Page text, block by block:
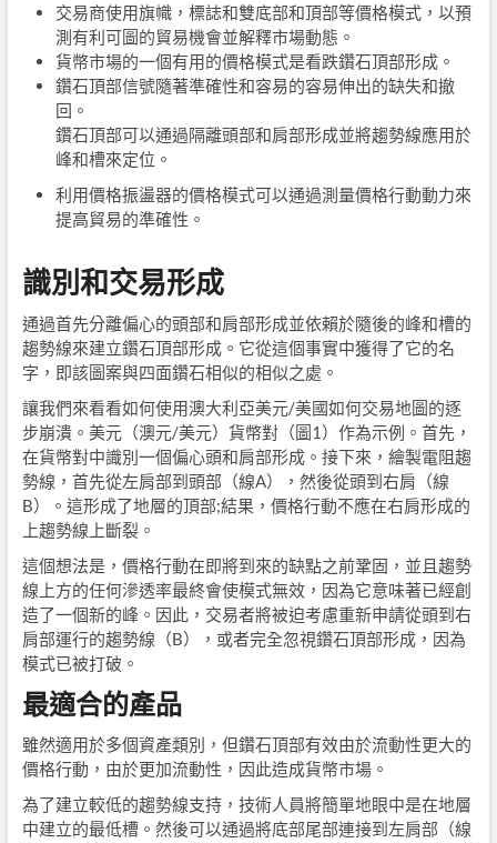
交易商使用旗幟，標誌和雙底部和頂部等價格模式，以預
測有利可圖的貿易機會並解釋市場動態。
貨幣市場的一個有用的價格模式是看跌鑽石頂部形成。
鑽石頂部信號隨著準確性和容易的容易伸出的缺失和撤
回。
鑽石頂部可以通過隔離頭部和肩部形成並將趨勢線應用於
峰和槽來定位。
利用價格振盪器的價格模式可以通過測量價格行動動力來
提高貿易的準確性。
識別和交易形成
通過首先分離偏心的頭部和肩部形成並依賴於隨後的峰和槽的
趨勢線來建立鑽石頂部形成。它從這個事實中獲得了它的名
字，即該圖案與四面鑽石相似的相似之處。
讓我們來看看如何使用澳大利亞美元/美國如何交易地圖的逐
步崩潰。美元（澳元/美元）貨幣對（圖1）作為示例。首先，
在貨幣對中識別一個偏心頭和肩部形成。接下來，繪製電阻趨
勢線，首先從左肩部到頭部（線A），然後從頭到右肩（線
B）。這形成了地層的頂部;結果，價格行動不應在右肩形成的
上趨勢線上斷裂。
這個想法是，價格行動在即將到來的缺點之前鞏固，並且趨勢
線上方的任何滲透率最終會使模式無效，因為它意味著已經創
造了一個新的峰。因此，交易者將被迫考慮重新申請從頭到右
肩部運行的趨勢線（B），或者完全忽視鑽石頂部形成，因為
模式已被打破。
最適合的產品
雖然適用於多個資產類別，但鑽石頂部有效由於流動性更大的
價格行動，由於更加流動性，因此造成貨幣市場。
為了建立較低的趨勢線支持，技術人員將簡單地眼中是在地層
中建立的最低槽。然後可以通過將底部尾部連接到左肩部（線